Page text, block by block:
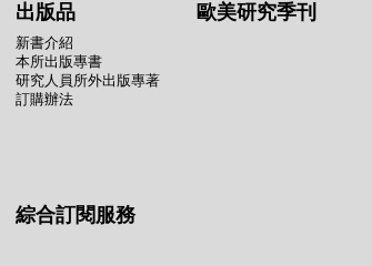
出版品
新書介紹
本所出版專書
研究人員所外出版專著
訂購辦法
歐美研究季刊
綜合訂閱服務